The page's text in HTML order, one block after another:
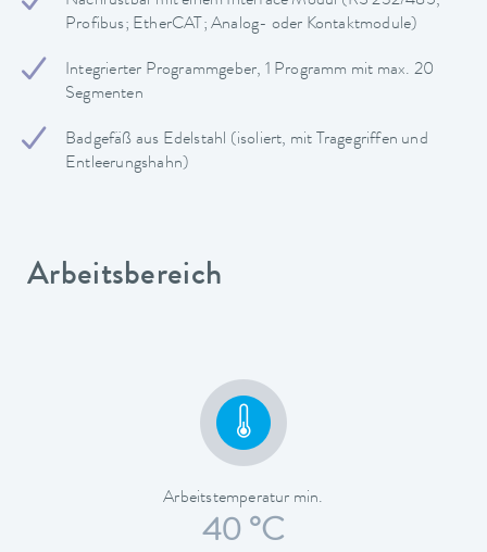
Profibus; EtherCAT; Analog- oder Kontaktmodule)
Integrierter Programmgeber, 1 Programm mit max. 20
Segmenten
Badgefäß aus Edelstahl (isoliert, mit Tragegriffen und
Entleerungshahn)
Arbeitsbereich
Arbeitstemperatur min.
40 °C